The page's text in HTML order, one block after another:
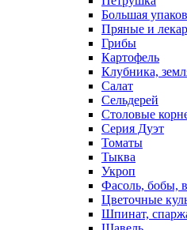
Большая
Пряные и
Грибы
Картофель
Клубника,
Салат
Сельдерей
Столовые
Серия Дуэт
Томаты
Тыква
Укроп
Фасоль, бобы,
Цветочные
Шпинат,